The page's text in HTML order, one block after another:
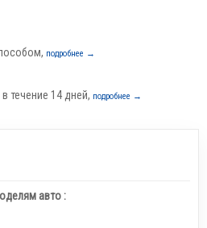
подробнее →
течение 14 дней, подробнее →
авто :